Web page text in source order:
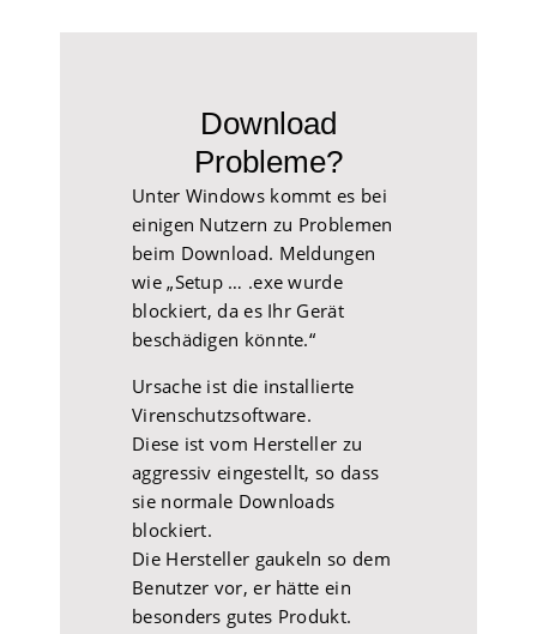
Download
Probleme?
Unter Windows kommt es bei
einigen Nutzern zu Problemen
beim Download. Meldungen
wie „Setup … .exe wurde
blockiert, da es Ihr Gerät
beschädigen könnte.“
Ursache ist die installierte
Virenschutzsoftware.
Diese ist vom Hersteller zu
aggressiv eingestellt, so dass
sie normale Downloads
blockiert.
Die Hersteller gaukeln so dem
Benutzer vor, er hätte ein
besonders gutes Produkt.